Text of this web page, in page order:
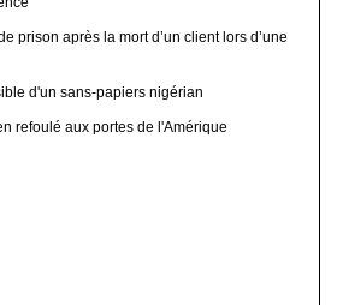
prison après la mort d’un client lors d’une
d'un sans-papiers nigérian
refoulé aux portes de l'Amérique